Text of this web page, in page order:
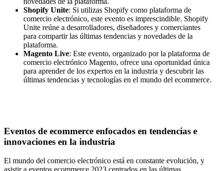
Shopify Unite: Si utilizas Shopify como plataforma de
comercio electrónico, este evento es imprescindible. Shopify
Unite reúne a desarrolladores, diseñadores y comerciantes
para compartir las últimas tendencias y novedades de la
plataforma.
Magento Live: Este evento, organizado por la plataforma de
comercio electrónico Magento, ofrece una oportunidad única
para aprender de los expertos en la industria y descubrir las
últimas tendencias y tecnologías en el mundo del ecommerce.
Eventos de ecommerce enfocados en tendencias e
innovaciones en la industria
El mundo del comercio electrónico está en constante evolución, y